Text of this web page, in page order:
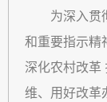
为深入贯彻
和重要指示精
深化农村改革
维、用好改革